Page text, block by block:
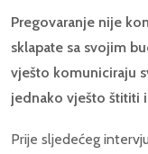
Pregovaranje nije
sklapate sa svojim
vješto komuniciraju
jednako vješto štititi
Prije sljedećeg